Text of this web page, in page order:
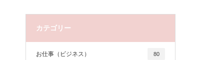
カテゴリー
お仕事（ビジネス） 80